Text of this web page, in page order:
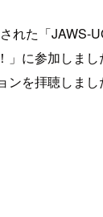
れた「JAWS-
に参加しまし
ンを拝聴しま